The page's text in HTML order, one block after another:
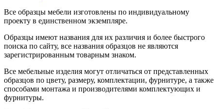
Все образцы мебели изготовлены по индивидуальному
проекту в единственном экземпляре.
Образцы имеют названия для их различия и более быстрого
поиска по сайту, все названия образцов не являются
зарегистрированным товарным знаком.
Все мебельные изделия могут отличаться от представленных
образцов по цвету, размеру, комплектации, фурнитуре, а также
способами монтажа и производителями комплектующих и
фурнитуры.